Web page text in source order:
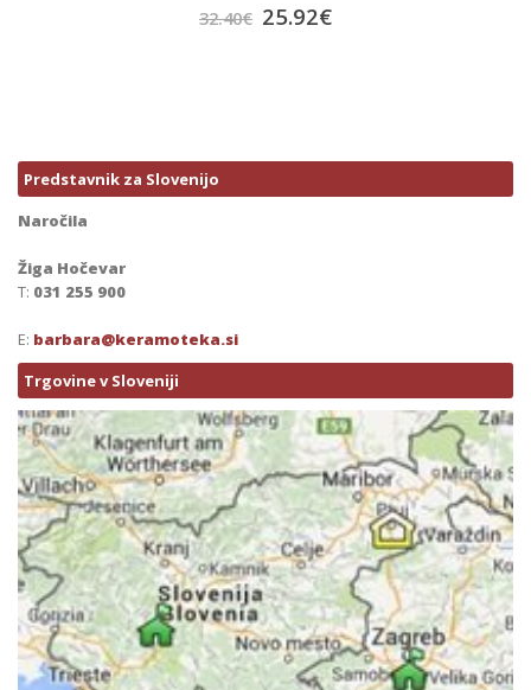
32.40€ 25.92€
Predstavnik za Slovenijo
Naročila
Žiga Hočevar
T: 031 255 900
E: barbara@keramoteka.si
Trgovine v Sloveniji